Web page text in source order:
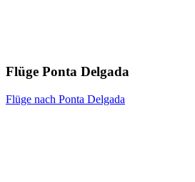
Flüge Ponta Delgada
Flüge nach Ponta Delgada